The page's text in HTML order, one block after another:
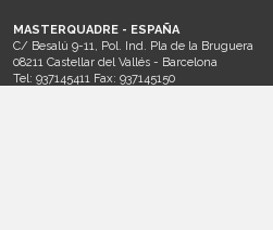
MASTERQUADRE - ESPAÑA
C/ Besalú 9-11, Pol. Ind. Pla de la Bruguera
08211 Castellar del Vallés - Barcelona
Tel: 937145411 Fax: 937145150